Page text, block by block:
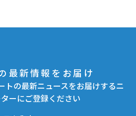
最新情報をお届け
トの最新ニュースをお届けするニ
ーにご登録ください